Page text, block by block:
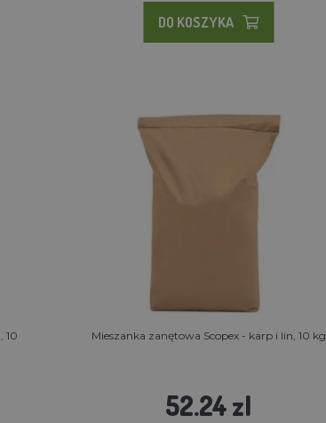
DO KOSZYKA
10
Mieszanka zanętowa Scopex - karp i lin, 10 kg
52.24 zl